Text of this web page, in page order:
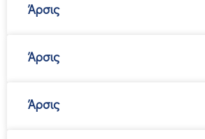
Άρσις
Άρσις
Άρσις